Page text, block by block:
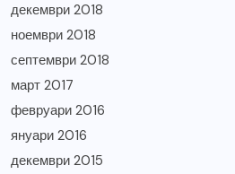
декември 2018
ноември 2018
септември 2018
март 2017
февруари 2016
януари 2016
декември 2015